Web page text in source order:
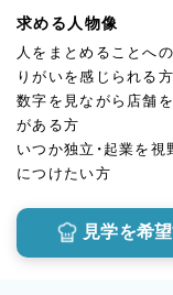
求める人物像
人をまとめることへ
りがいを感じられる方
数字を見ながら店舗
がある方
いつか独立・起業を
につけたい方
見学を希